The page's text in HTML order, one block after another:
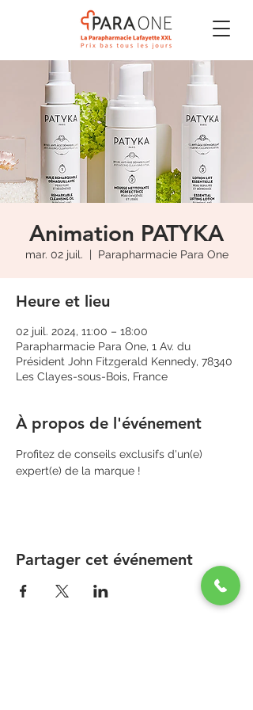
Animation PATYKA
mar. 02 juil.
  |
Parapharmacie Para One
Heure et lieu
02 juil. 2024, 11:00 – 18:00
Parapharmacie Para One, 1 Av. du
Président John Fitzgerald Kennedy, 78340
Les Clayes-sous-Bois, France
À propos de l'événement
Profitez de conseils exclusifs d'un(e)
expert(e) de la marque !
Partager cet événement